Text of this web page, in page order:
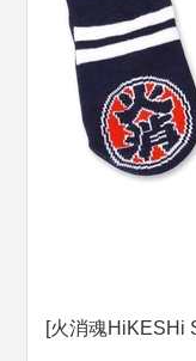
[火消魂HiKESHi